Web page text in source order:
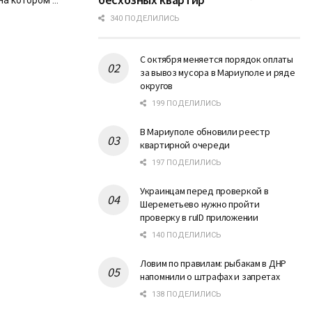
340 ПОДЕЛИЛИСЬ
С октября меняется порядок оплаты
за вывоз мусора в Мариуполе и ряде
округов
199 ПОДЕЛИЛИСЬ
В Мариуполе обновили реестр
квартирной очереди
197 ПОДЕЛИЛИСЬ
Украинцам перед проверкой в
Шереметьево нужно пройти
проверку в ruID приложении
140 ПОДЕЛИЛИСЬ
Ловим по правилам: рыбакам в ДНР
напомнили о штрафах и запретах
138 ПОДЕЛИЛИСЬ